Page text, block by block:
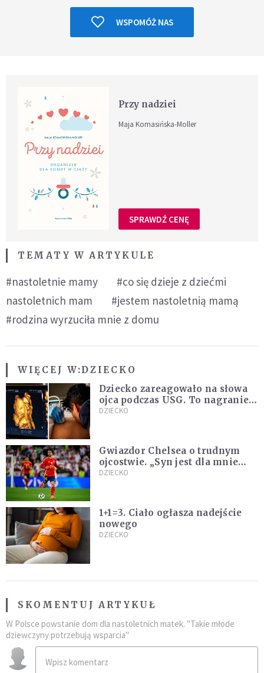
WSPOMÓŻ NAS
Przy nadziei
Maja Komasińska-Moller
SPRAWDŹ CENĘ
TEMATY W ARTYKULE
#nastoletnie mamy
#co się dzieje z dziećmi
nastoletnich mam
#jestem nastoletnią mamą
#rodzina wyrzuciła mnie z domu
WIĘCEJ W:DZIECKO
Dziecko zareagowało na słowa
ojca podczas USG. To nagranie
podbija sieć
DZIECKO
Gwiazdor Chelsea o trudnym
ojcostwie. „Syn jest dla mnie
ważniejszy niż sportowe trofea”
DZIECKO
1+1=3. Ciało ogłasza nadejście
nowego
DZIECKO
SKOMENTUJ ARTYKUŁ
W Polsce powstanie dom dla nastoletnich matek. "Takie młode
dziewczyny potrzebują wsparcia"